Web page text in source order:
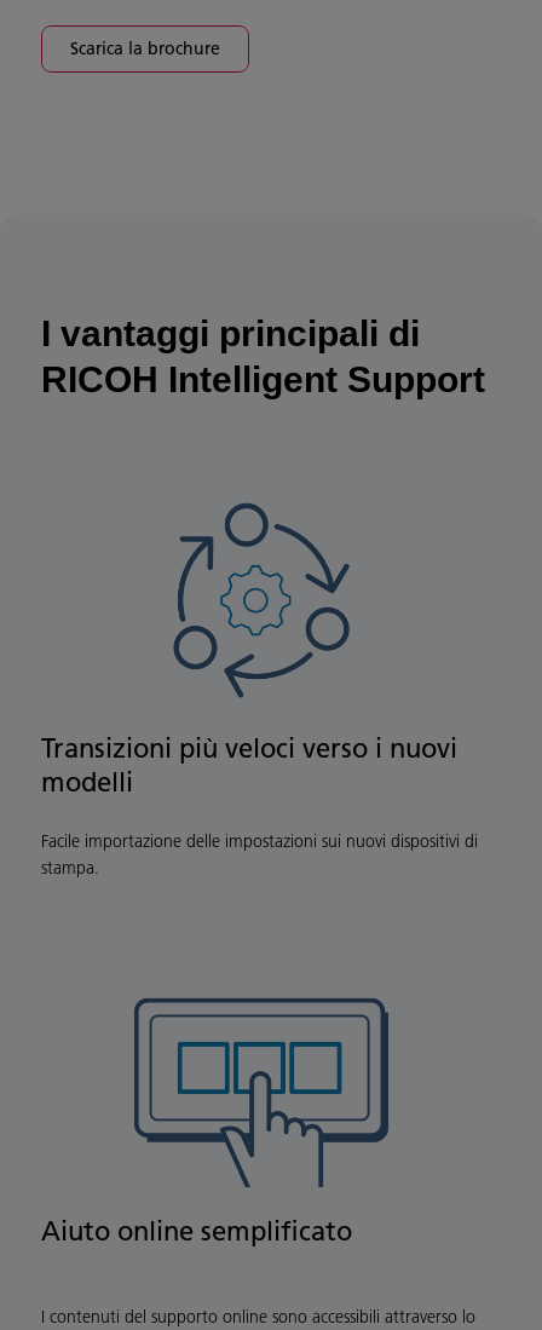
Scarica la brochure
I vantaggi principali di
RICOH Intelligent Support
Transizioni più veloci verso i nuovi
modelli
Facile importazione delle impostazioni sui nuovi dispositivi di
stampa.
Aiuto online semplificato
I contenuti del supporto online sono accessibili attraverso lo